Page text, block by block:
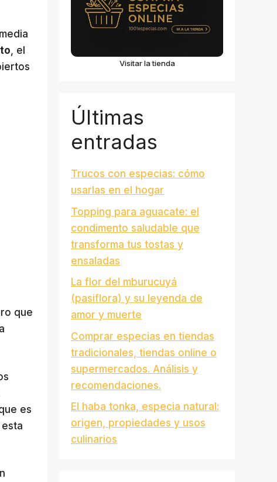
, el
que
es
Visitar la tienda
Últimas
entradas
Trucos con especias: cómo
usarlas en el hogar
Topping para aguacate: el
condimento saludable que
transforma tus tostas y
ensaladas
La flor del mburucuyá
(pasiflora) y su leyenda de
amor y muerte
Comprar especias en tiendas
tradicionales, tiendas online o
supermercados. Análisis y
recomendaciones.
El haba tonka, especia natural:
origen, propiedades y usos
culinarios